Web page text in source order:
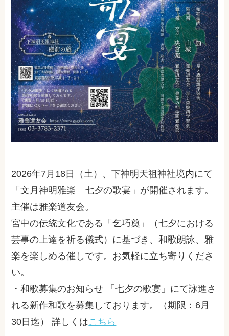
2026年7月18日（土）、下神明天祖神社境内にて
「文月神明雅楽 七夕の歌宴」が開催されます。
主催は雅楽道友会。
宮中の伝統文化である「乞巧奠」（七夕における
芸事の上達を祈る儀式）に基づき、和歌朗詠、雅
楽を楽しめる催しです。お気軽に立ち寄りくださ
い。
・和歌募集のお知らせ 「七夕の歌宴」にて詠進さ
れる新作和歌を募集しております。（期限：6月
30日迄） 詳しくはこちら